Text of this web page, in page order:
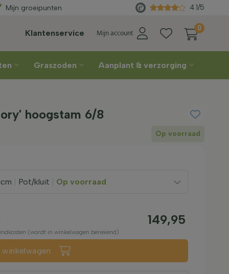
geleverdvanaf €450
Mijn groeipunten 4.1/5
Klantenservice Mijn account
0
Graszoden Aanplant & verzorging
hoogstam 6/8
Op voorraad
Pot/kluit Op voorraad
149,95
(wordt in winkelwagen berekend)
winkelwagen